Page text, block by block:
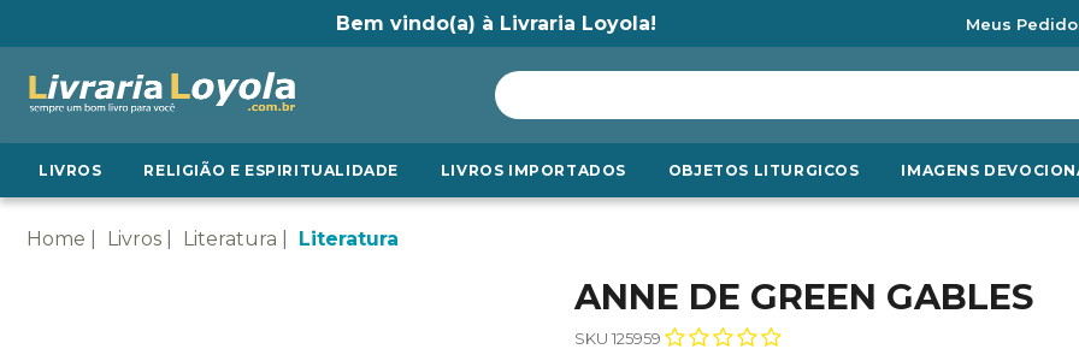
Bem vindo(a) à Livraria Loyola! Meus
LIVROS RELIGIÃO E ESPIRITUALIDADE LIVROS IMPORTADOS OBJETOS LITURGICOS IMAGENS
Home Livros Literatura Literatura
ANNE DE GREEN GABLES
SKU 125959